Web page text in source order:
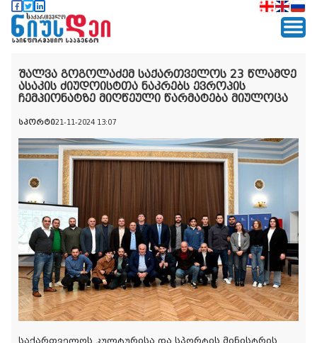
შალვა გოგოლაძემ საქართველოს 23 წლამდე
ასაკის ძიუდოისტთა ნაკრებს ევროპის
ჩემპიონატზე მიღწეული წარმატება მიულოცა
სპორტი21-11-2024 13:07
საქართველოს კულტურისა და სპორტის მინისტრის